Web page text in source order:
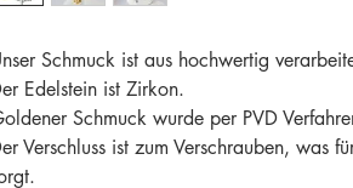
Schmuck ist aus hochwertig
Edelstein ist Zirkon.
Schmuck wurde per PVD
Verschluss ist zum Verschrauben, was